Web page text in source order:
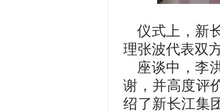
仪式上，新
理张波代表双
座谈中，李
谢，并高度评
绍了新长江集